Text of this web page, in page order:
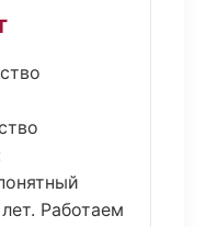
Работаем